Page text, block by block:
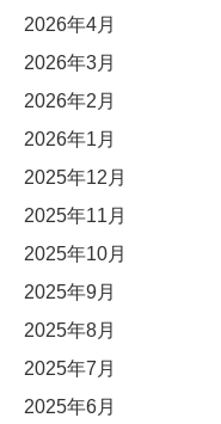
2026年4月
2026年3月
2026年2月
2026年1月
2025年12月
2025年11月
2025年10月
2025年9月
2025年8月
2025年7月
2025年6月